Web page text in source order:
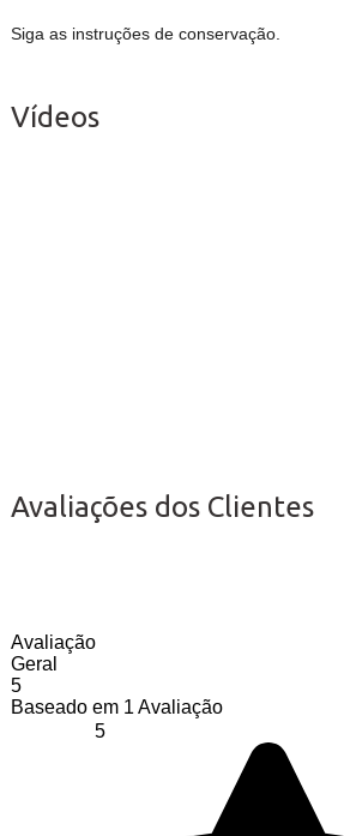
Siga as instruções de conservação.
Vídeos
Avaliações dos Clientes
Avaliação
Geral
5
Baseado em 1 Avaliação
5